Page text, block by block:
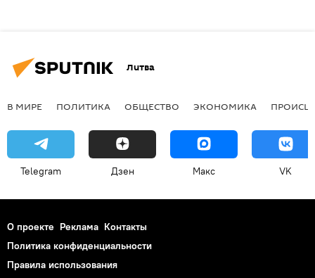
Литва
В МИРЕ ПОЛИТИКА ОБЩЕСТВО ЭКОНОМИКА
Telegram Дзен Макс VK
О проекте Реклама Контакты
Политика конфиденциальности
Правила использования